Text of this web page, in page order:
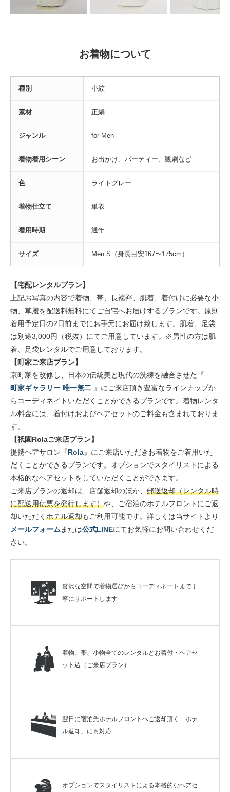
お着物について
種別 小紋
素材 正絹
ジャンル for Men
着物着用シーン お出かけ、パーティー、観劇など
色 ライトグレー
着物仕立て 単衣
着用時期 通年
サイズ Men S（身長目安167〜175cm）
【宅配レンタルプラン】
上記お写真の内容で着物、帯、長襦袢、肌着、着付けに必要な小
物、草履を配送料無料にてご自宅へお届けするプランです。原則
着用予定日の2日前までにお手元にお届け致します。肌着、足袋
は別途3,000円（税抜）にてご用意しています。※男性の方は肌
着、足袋レンタルでご用意しております。
【町家ご来店プラン】
京町家を改修し、日本の伝統美と現代の洗練を融合させた『
町家ギャラリー 唯一無二 』にご来店頂き豊富なラインナップか
らコーディネイトいただくことができるプランです。着物レンタ
ル料金には、着付けおよびヘアセットのご料金も含まれておりま
す。
【祇園Rolaご来店プラン】
提携ヘアサロン『Rola』にご来店いただきお着物をご着用いた
だくことができるプランです。オプションでスタイリストによる
本格的なヘアセットをしていただくことができます。
ご来店プランの返却は、店舗返却のほか、 郵送返却（レンタル時
に配送用伝票を発行します）や、ご宿泊のホテルフロントにご返
却いただく ホテル返却もご利用可能です。詳しくは当サイトより
メールフォーム または公式LINEにてお気軽にお問い合わせくだ
さい。
贅沢な空間で着物選びからコーディネートまで丁
寧にサポートします
着物、帯、小物全てのレンタルとお着付・ヘアセ
ット込（ご来店プラン）
翌日に宿泊先ホテルフロントへご返却頂く「ホテ
ル返却」にも対応
オプションでスタイリストによる本格的なヘアセ